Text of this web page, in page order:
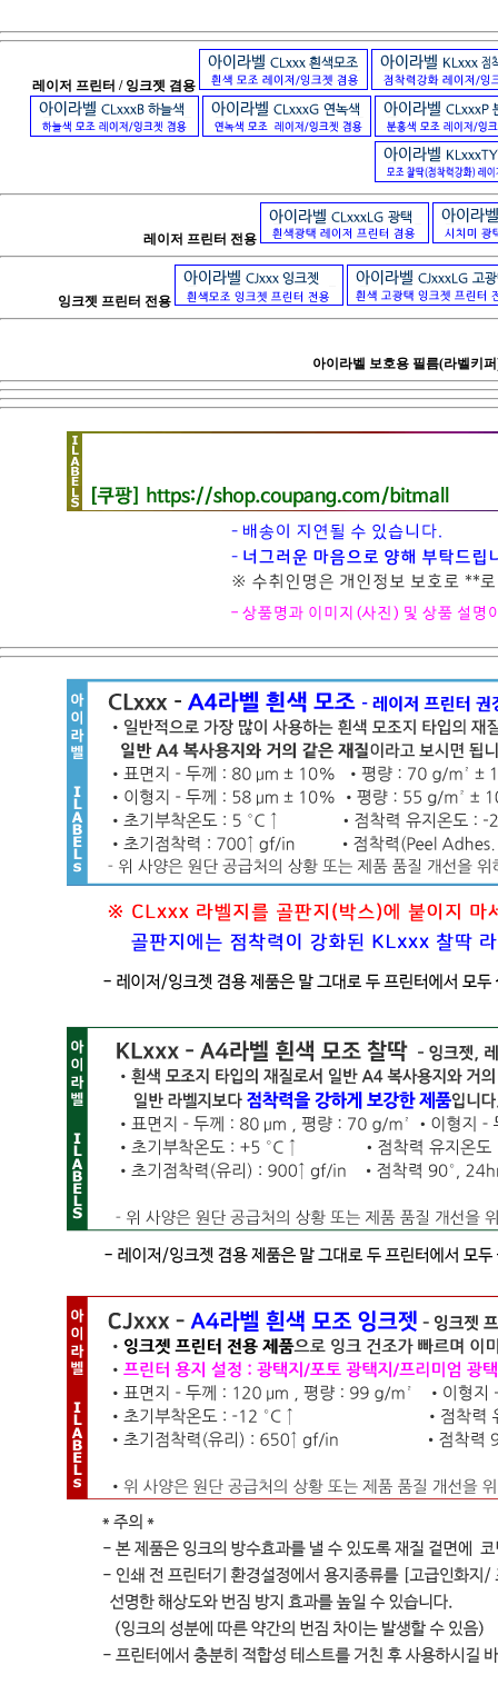
레이저 프린터 / 잉크젯 겸용
레이저 프린터 전용
잉크젯 프린터 전용
아이라벨 보호용 필름(라벨키